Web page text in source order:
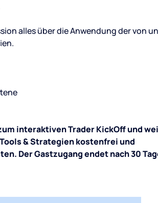
alles über die Anwendung der von
interaktiven Trader KickOff und
& Strategien kostenfrei und
Der Gastzugang endet nach 30